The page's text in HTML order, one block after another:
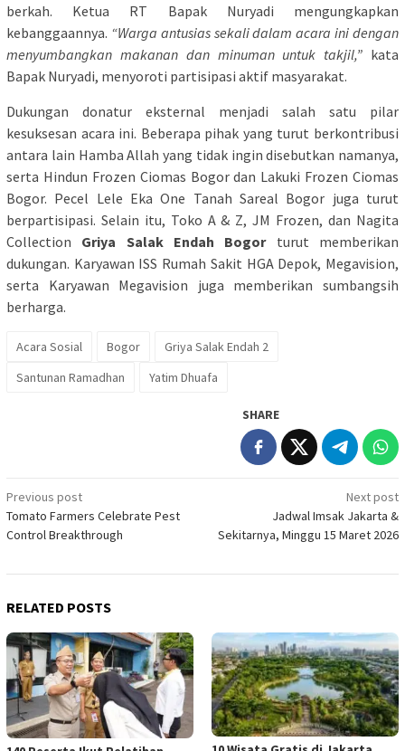
berkah. Ketua RT Bapak Nuryadi mengungkapkan
kebanggaannya. “Warga antusias sekali dalam acara ini dengan
menyumbangkan makanan dan minuman untuk takjil,” kata
Bapak Nuryadi, menyoroti partisipasi aktif masyarakat.
Dukungan donatur eksternal menjadi salah satu pilar
kesuksesan acara ini. Beberapa pihak yang turut berkontribusi
antara lain Hamba Allah yang tidak ingin disebutkan namanya,
serta Hindun Frozen Ciomas Bogor dan Lakuki Frozen Ciomas
Bogor. Pecel Lele Eka One Tanah Sareal Bogor juga turut
berpartisipasi. Selain itu, Toko A & Z, JM Frozen, dan Nagita
Collection Griya Salak Endah Bogorturut memberikan
dukungan. Karyawan ISS Rumah Sakit HGA Depok, Megavision,
serta Karyawan Megavision juga memberikan sumbangsih
berharga.
Acara Sosial Bogor
Griya Salak Endah 2
Santunan Ramadhan
Yatim Dhuafa
SHARE
Post
navigation
Previous post
Tomato Farmers Celebrate Pest
Control Breakthrough
Next post
Jadwal Imsak Jakarta &
Sekitarnya, Minggu 15 Maret 2026
RELATED POSTS